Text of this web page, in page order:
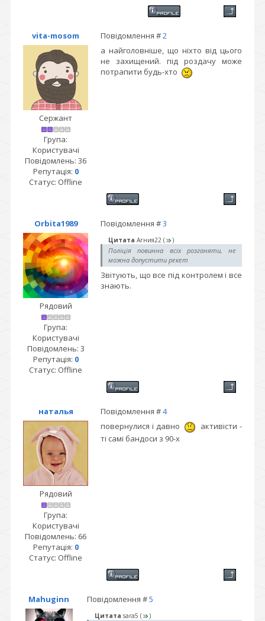
vita-mosom Повідомлення #2
Сержант
Група:
Користувачі
Повідомлень: 36
Репутація: 0
Статус: Offline
а найголовніше, що ніхто від цього
не захищений. під роздачу може
потрапити будь-хто
Orbita1989 Повідомлення #3
Рядовий
Група:
Користувачі
Повідомлень: 3
Репутація: 0
Статус: Offline
Цитата Агния22 ( )
Поліція повинна всіх розганяти, не
можна допустити рекет
Звітують, що все під контролем і все
знають.
наталья Повідомлення #4
Рядовий
Група:
Користувачі
Повідомлень: 66
Репутація: 0
Статус: Offline
повернулися і давно
активісти -
ті самі бандоси з 90-х
Mahuginn Повідомлення #5
Цитата sara5 ( )